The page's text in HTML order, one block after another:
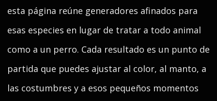
esta página reúne generadores afinados para
esas especies en lugar de tratar a todo animal
como a un perro. Cada resultado es un punto de
partida que puedes ajustar al color, al manto, a
las costumbres y a esos pequeños momentos